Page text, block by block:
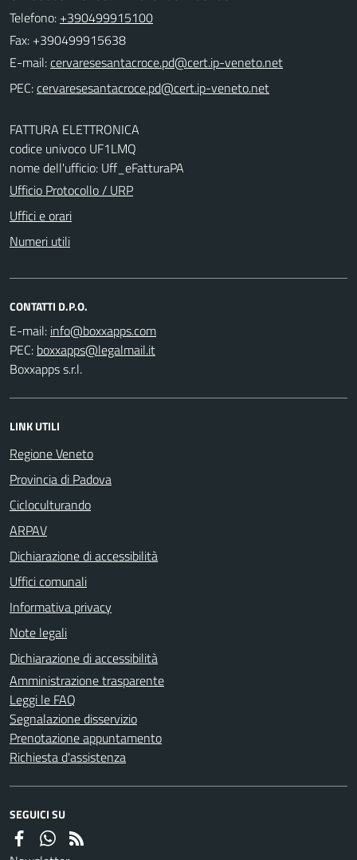
Telefono: +390499915100
Fax: +390499915638
E-mail:
PEC:
FATTURA ELETTRONICA
codice univoco UF1LMQ
nome dell'ufficio: Uff_eFatturaPA
Ufficio Protocollo / URP
Uffici e orari
Numeri utili
CONTATTI D.P.O.
E-mail:
PEC:
Boxxapps s.r.l.
LINK UTILI
Regione Veneto
Provincia di Padova
Cicloculturando
ARPAV
Dichiarazione di accessibilità
Uffici comunali
Informativa privacy
Note legali
Dichiarazione di accessibilità
Amministrazione trasparente
Leggi le FAQ
Segnalazione disservizio
Prenotazione appuntamento
Richiesta d'assistenza
SEGUICI SU